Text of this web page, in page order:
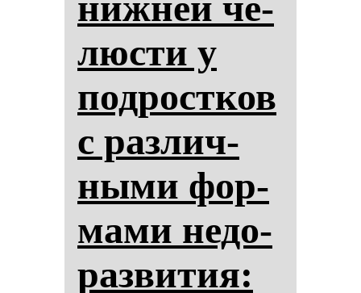
люс­ти у
под­рос­тков
с раз­лич­
ны­ми фор­
ма­ми не­до­
раз­ви­тия: